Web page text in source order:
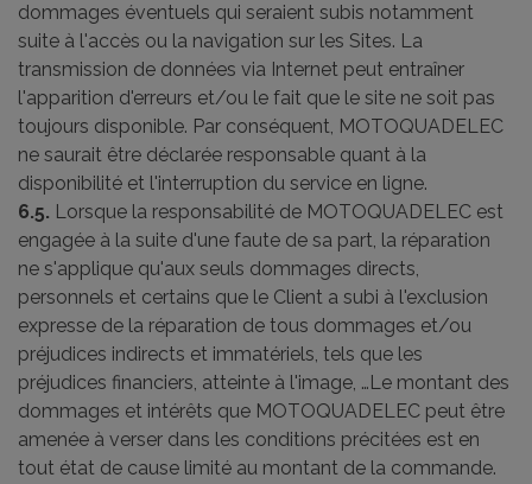
dommages éventuels qui seraient subis notamment
suite à l'accès ou la navigation sur les Sites. La
transmission de données via Internet peut entraîner
l'apparition d'erreurs et/ou le fait que le site ne soit pas
toujours disponible. Par conséquent, MOTOQUADELEC
ne saurait être déclarée responsable quant à la
disponibilité et l'interruption du service en ligne.
6.5. Lorsque la responsabilité de MOTOQUADELEC est
engagée à la suite d'une faute de sa part, la réparation
ne s'applique qu'aux seuls dommages directs,
personnels et certains que le Client a subi à l'exclusion
expresse de la réparation de tous dommages et/ou
préjudices indirects et immatériels, tels que les
préjudices financiers, atteinte à l'image, …Le montant des
dommages et intérêts que MOTOQUADELEC peut être
amenée à verser dans les conditions précitées est en
tout état de cause limité au montant de la commande.